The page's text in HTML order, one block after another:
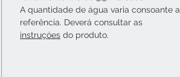
A quantidade de água varia consoante a
referência. Deverá consultar as
instruçóes do produto.